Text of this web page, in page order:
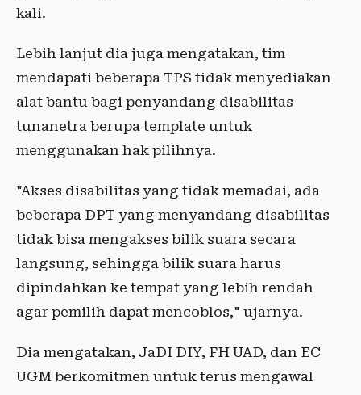
kali.
Lebih lanjut dia juga mengatakan, tim
mendapati beberapa TPS tidak menyediakan
alat bantu bagi penyandang disabilitas
tunanetra berupa template untuk
menggunakan hak pilihnya.
"Akses disabilitas yang tidak memadai, ada
beberapa DPT yang menyandang disabilitas
tidak bisa mengakses bilik suara secara
langsung, sehingga bilik suara harus
dipindahkan ke tempat yang lebih rendah
agar pemilih dapat mencoblos," ujarnya.
Dia mengatakan, JaDI DIY, FH UAD, dan EC
UGM berkomitmen untuk terus mengawal